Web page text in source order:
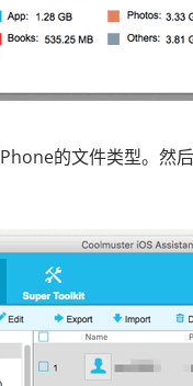
的文件类型。然